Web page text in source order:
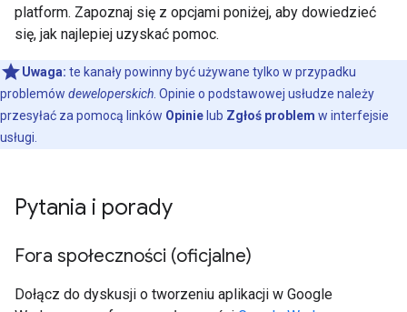
platform. Zapoznaj się z opcjami poniżej, aby dowiedzieć
się, jak najlepiej uzyskać pomoc.
Uwaga: te kanały powinny być używane tylko w przypadku
problemów deweloperskich . Opinie o podstawowej usłudze należy
przesyłać za pomocą linków Opinie lub Zgłoś problem w interfejsie
usługi.
Pytania i porady
Fora społeczności (oficjalne)
Dołącz do dyskusji o tworzeniu aplikacji w Google